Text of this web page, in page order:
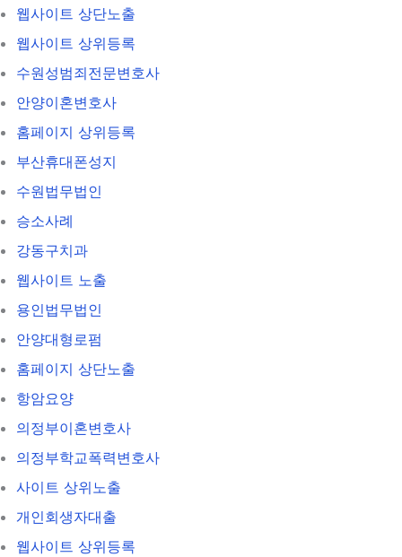
웹사이트 상단노출
웹사이트 상위등록
수원성범죄전문변호사
안양이혼변호사
홈페이지 상위등록
부산휴대폰성지
수원법무법인
승소사례
강동구치과
웹사이트 노출
용인법무법인
안양대형로펌
홈페이지 상단노출
항암요양
의정부이혼변호사
의정부학교폭력변호사
사이트 상위노출
개인회생자대출
웹사이트 상위등록